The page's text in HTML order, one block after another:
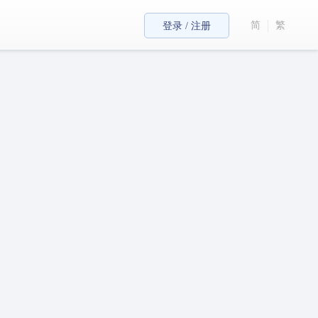
登录 / 注册 简 繁